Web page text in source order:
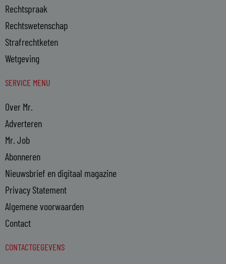
Rechtspraak
Rechtswetenschap
Strafrechtketen
Wetgeving
SERVICE MENU
Over Mr.
Adverteren
Mr. Job
Abonneren
Nieuwsbrief en digitaal magazine
Privacy Statement
Algemene voorwaarden
Contact
CONTACTGEGEVENS